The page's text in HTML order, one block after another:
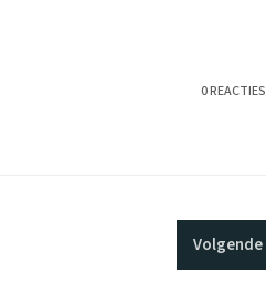
0 REACTIES
Volgende